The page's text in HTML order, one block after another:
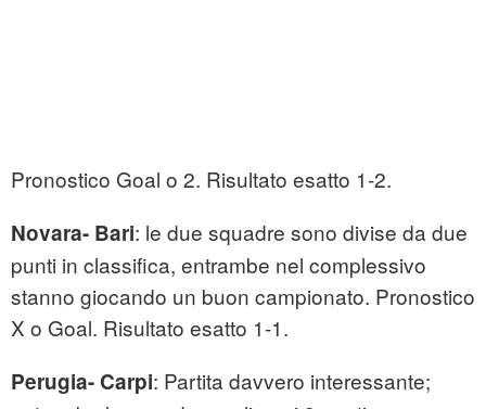
Pronostico Goal o 2. Risultato esatto 1-2.
Novara- Bari: le due squadre sono divise da due
punti in classifica, entrambe nel complessivo
stanno giocando un buon campionato. Pronostico
X o Goal. Risultato esatto 1-1.
Perugia- Carpi: Partita davvero interessante;